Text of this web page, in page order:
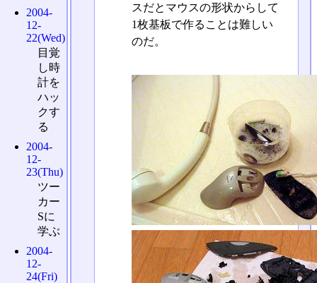
スだとマウスの形状からして
1枚基板で作ることは難しい
のだ。
2004-
12-
22(Wed)
目覚
し時
計を
ハッ
クす
る
2004-
12-
23(Thu)
ツー
カー
Sに
学ぶ
2004-
12-
24(Fri)